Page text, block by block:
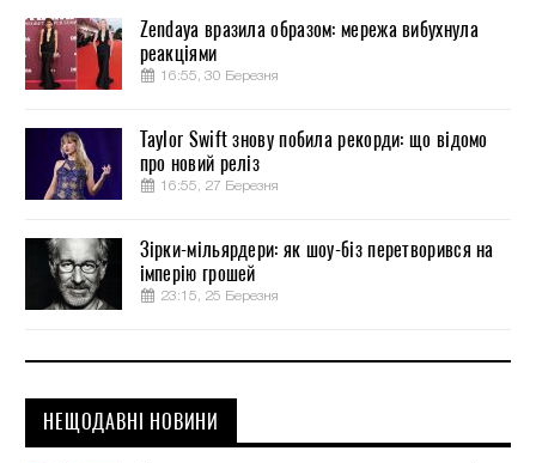
Zendaya вразила образом: мережа вибухнула
реакціями
16:55, 30 Березня
Taylor Swift знову побила рекорди: що відомо
про новий реліз
16:55, 27 Березня
Зірки-мільярдери: як шоу-біз перетворився на
імперію грошей
23:15, 25 Березня
НЕЩОДАВНІ НОВИНИ